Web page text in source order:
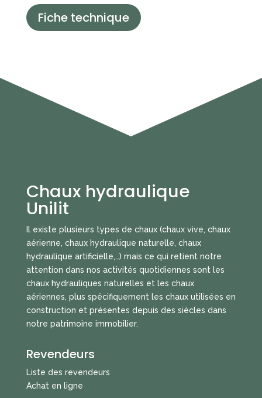
Fiche technique
Chaux hydraulique
Unilit
Il existe plusieurs types de chaux (chaux vive, chaux
aérienne, chaux hydraulique naturelle, chaux
hydraulique artificielle,…) mais ce qui retient notre
attention dans nos activités quotidiennes sont les
chaux hydrauliques naturelles et les chaux
aériennes, plus spécifiquement les chaux utilisées en
construction et présentes depuis des siècles dans
notre patrimoine immobilier.
Revendeurs
Liste des revendeurs
Achat en ligne